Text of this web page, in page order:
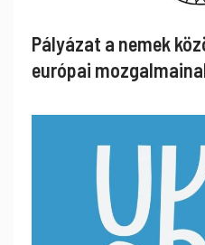
Pályázat a nemek
európai